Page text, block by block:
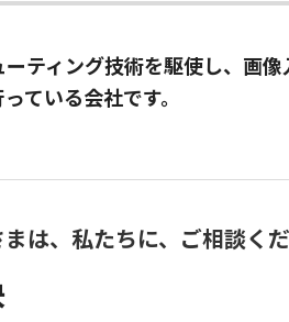
ティング技術を駆使し、画
ている会社です。
は、私たちに、ご相談く